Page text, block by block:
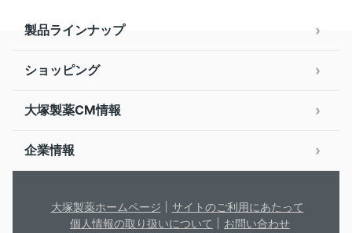
製品ラインナップ
ショッピング
大塚製薬CM情報
企業情報
大塚製薬ホームページ
サイトのご利用にあたって
個人情報の取り扱いについて
お問い合わせ